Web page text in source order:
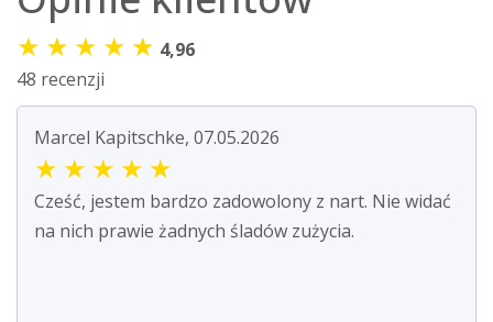
★ ★ ★ ★ ★ 4,96
48 recenzji
Marcel Kapitschke, 07.05.2026
★ ★ ★ ★ ★
Cześć, jestem bardzo zadowolony z nart. Nie widać
na nich prawie żadnych śladów zużycia.